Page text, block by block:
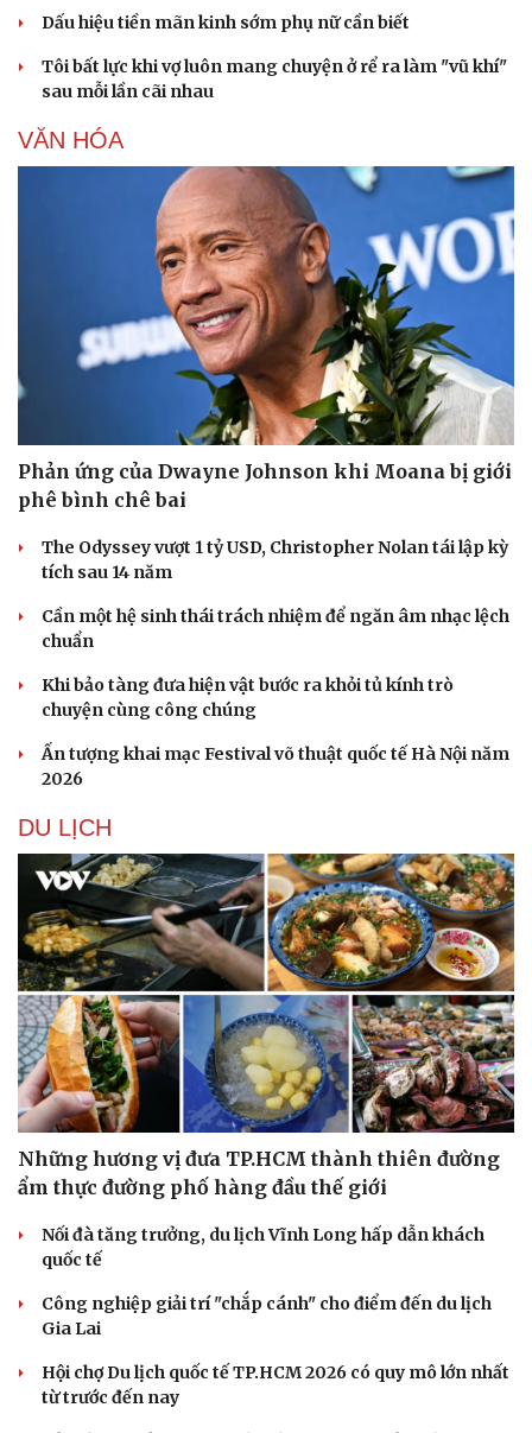
Văn hóa
Sân khấu - Điện ảnh
Nghệ sĩ
Thời trang
Sao Việt
Dấu hiệu tiền mãn kinh sớm phụ nữ cần biết
Tôi bất lực khi vợ luôn mang chuyện ở rể ra làm "vũ khí"
sau mỗi lần cãi nhau
VĂN HÓA
Phản ứng của Dwayne Johnson khi Moana bị giới
phê bình chê bai
The Odyssey vượt 1 tỷ USD, Christopher Nolan tái lập kỳ
tích sau 14 năm
Cần một hệ sinh thái trách nhiệm để ngăn âm nhạc lệch
chuẩn
Khi bảo tàng đưa hiện vật bước ra khỏi tủ kính trò
chuyện cùng công chúng
Ấn tượng khai mạc Festival võ thuật quốc tế Hà Nội năm
2026
DU LỊCH
Những hương vị đưa TP.HCM thành thiên đường
ẩm thực đường phố hàng đầu thế giới
Nối đà tăng trưởng, du lịch Vĩnh Long hấp dẫn khách
quốc tế
Công nghiệp giải trí "chắp cánh" cho điểm đến du lịch
Gia Lai
Hội chợ Du lịch quốc tế TP.HCM 2026 có quy mô lớn nhất
từ trước đến nay